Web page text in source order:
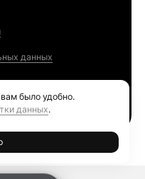
данных
было удобно.
данных.